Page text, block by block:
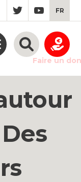
FR
Faire un don